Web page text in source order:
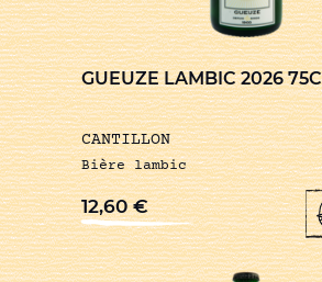
GUEUZE LAMBIC 2026
CANTILLON
Bière lambic
12,60€